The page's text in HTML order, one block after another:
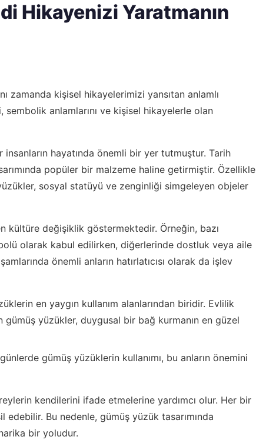
Hikayenizi Yaratmanın
zamanda kişisel hikayelerimizi yansıtan anlamlı
anlamlarını ve kişisel hikayelerle olan
hayatında önemli bir yer tutmuştur. Tarih
popüler bir malzeme haline getirmiştir. Özellikle
sosyal statüyü ve zenginliği simgeleyen objeler
kültüre değişiklik göstermektedir. Örneğin, bazı
olarak kabul edilirken, diğerlerinde dostluk veya aile
önemli anların hatırlatıcısı olarak da işlev
en yaygın kullanım alanlarından biridir. Evlilik
yüzükler, duygusal bir bağ kurmanın en güzel
gümüş yüzüklerin kullanımı, bu anların önemini
kendilerini ifade etmelerine yardımcı olur. Her bir
Bu nedenle, gümüş yüzük tasarımında
bir yoludur.